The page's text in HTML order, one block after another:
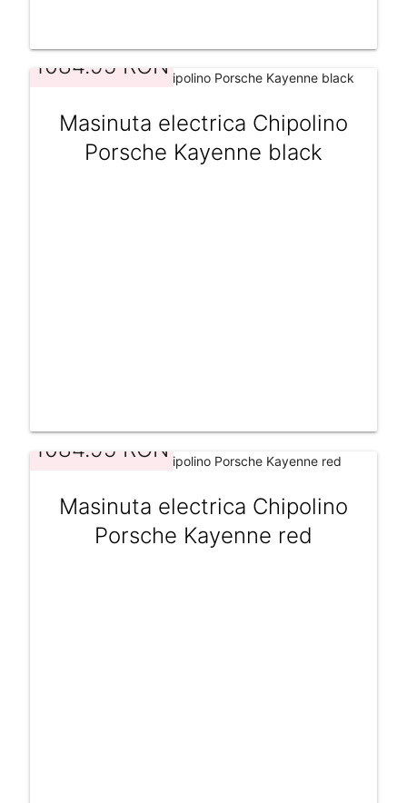
1084.95 RON
Masinuta electrica Chipolino
Porsche Kayenne black
1084.95 RON
Masinuta electrica Chipolino
Porsche Kayenne red